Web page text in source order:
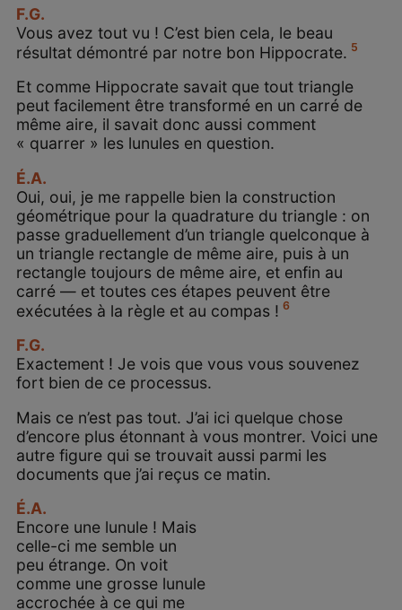
F.G.
Vous avez tout vu ! C’est bien cela, le beau
résultat démontré par notre bon Hippocrate. 5
Et comme Hippocrate savait que tout triangle
peut facilement être transformé en un carré de
même aire, il savait donc aussi comment
« quarrer » les lunules en question.
É.A.
Oui, oui, je me rappelle bien la construction
géométrique pour la quadrature du triangle : on
passe graduellement d’un triangle quelconque à
un triangle rectangle de même aire, puis à un
rectangle toujours de même aire, et enfin au
carré — et toutes ces étapes peuvent être
exécutées à la règle et au compas ! 6
F.G.
Exactement ! Je vois que vous vous souvenez
fort bien de ce processus.
Mais ce n’est pas tout. J’ai ici quelque chose
d’encore plus étonnant à vous montrer. Voici une
autre figure qui se trouvait aussi parmi les
documents que j’ai reçus ce matin.
É.A.
Encore une lunule ! Mais
celle-ci me semble un
peu étrange. On voit
comme une grosse lunule
accrochée à ce qui me